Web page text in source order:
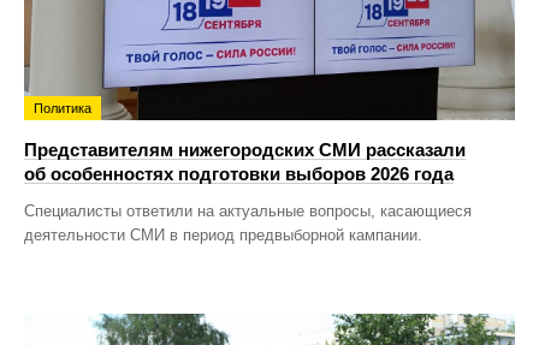
Политика
Представителям нижегородских СМИ рассказали
об особенностях подготовки выборов 2026 года
Специалисты ответили на актуальные вопросы, касающиеся
деятельности СМИ в период предвыборной кампании.